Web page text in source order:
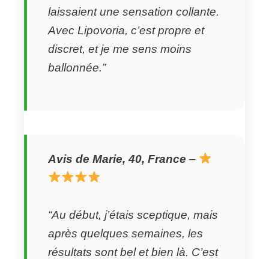
laissaient une sensation collante.
Avec Lipovoria, c’est propre et
discret, et je me sens moins
ballonnée.”
Avis de Marie, 40, France –
“Au début, j’étais sceptique, mais
après quelques semaines, les
résultats sont bel et bien là. C’est